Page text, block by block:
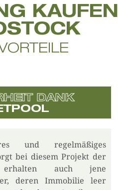
KAUFEN
DANK
und regelmäßiges
bei diesem Projekt der
auch jene
deren Immobilie leer